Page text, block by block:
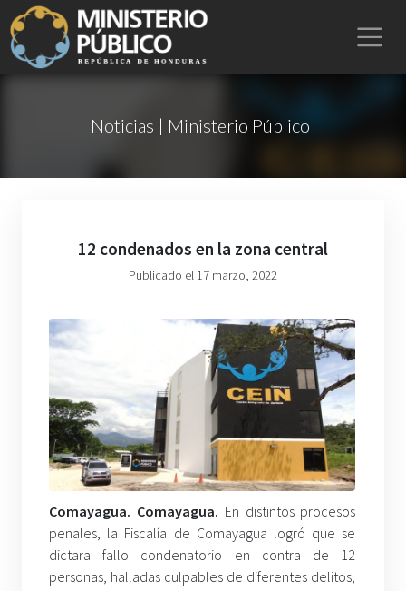
Noticias | Ministerio Público
12 condenados en la zona central
Publicado el 17 marzo, 2022
Comayagua. Comayagua. En distintos procesos
penales, la Fiscalía de Comayagua logró que se
dictara fallo condenatorio en contra de 12
personas, halladas culpables de diferentes delitos,